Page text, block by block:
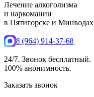
Лечение алкоголизма
и наркомании
в Пятигорске и Минводах
8 (964) 914-37-68
24/7. Звонок бесплатный.
100% анонимность.
Заказать звонок